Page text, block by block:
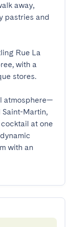
away,
pastries and
Rue La
with a
stores.
atmosphere—
Martin,
at one
with an